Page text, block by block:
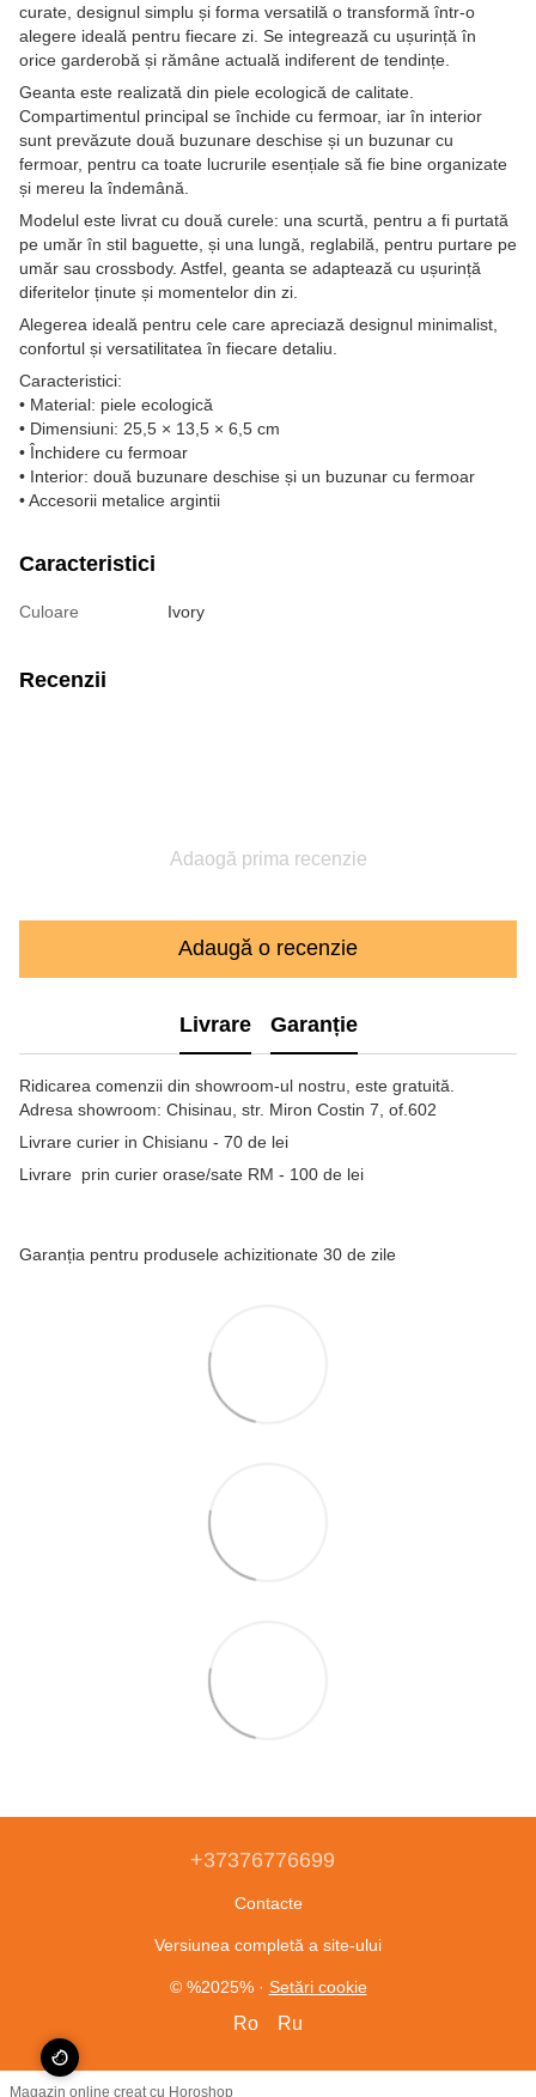
curate, designul simplu și forma versatilă o transformă într-o
alegere ideală pentru fiecare zi. Se integrează cu ușurință în
orice garderobă și rămâne actuală indiferent de tendințe.
Geanta este realizată din piele ecologică de calitate.
Compartimentul principal se închide cu fermoar, iar în interior
sunt prevăzute două buzunare deschise și un buzunar cu
fermoar, pentru ca toate lucrurile esențiale să fie bine organizate
și mereu la îndemână.
Modelul este livrat cu două curele: una scurtă, pentru a fi purtată
pe umăr în stil baguette, și una lungă, reglabilă, pentru purtare pe
umăr sau crossbody. Astfel, geanta se adaptează cu ușurință
diferitelor ținute și momentelor din zi.
Alegerea ideală pentru cele care apreciază designul minimalist,
confortul și versatilitatea în fiecare detaliu.
Caracteristici:
• Material: piele ecologică
• Dimensiuni: 25,5 × 13,5 × 6,5 cm
• Închidere cu fermoar
• Interior: două buzunare deschise și un buzunar cu fermoar
• Accesorii metalice argintii
Caracteristici
Culoare Ivory
Recenzii
Adaogă prima recenzie
Adaugă o recenzie
Livrare Garanție
Ridicarea comenzii din showroom-ul nostru, este gratuită.
Adresa showroom: Chisinau, str. Miron Costin 7, of.602
Livrare curier in Chisianu - 70 de lei
Livrare prin curier orase/sate RM - 100 de lei
Garanția pentru produsele achizitionate 30 de zile
+37376776699
Contacte
Versiunea completă a site-ului
© %2025% · Setări cookie
Ro Ru
Magazin online creat cu Horoshop